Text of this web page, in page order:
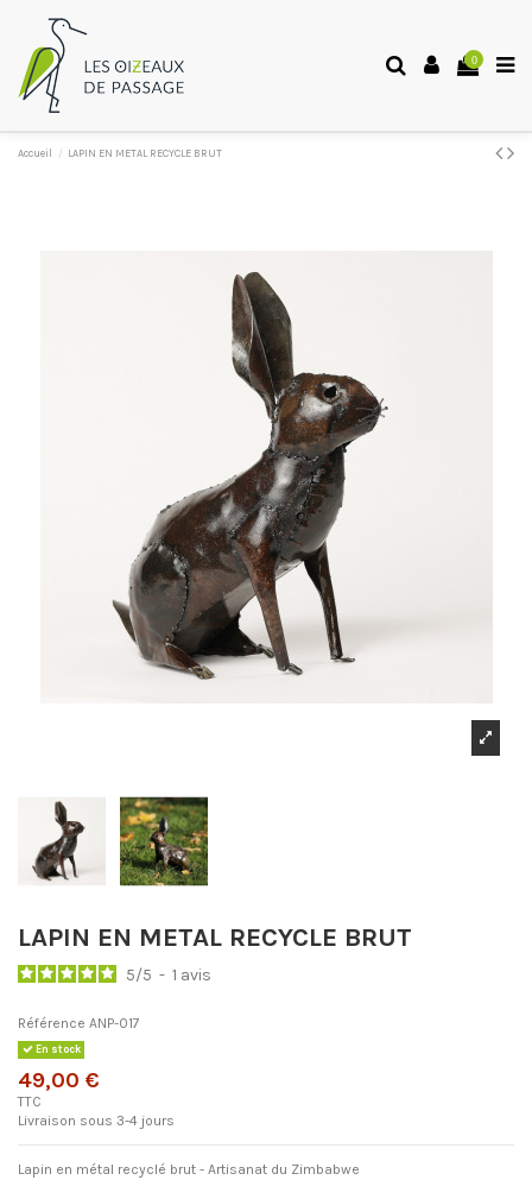
0
Accueil LAPIN EN METAL RECYCLE BRUT
LAPIN EN METAL RECYCLE BRUT
5/5 - 1 avis
Référence ANP-017
En stock
49,00 €
TTC
Livraison sous 3-4 jours
Lapin en métal recyclé brut - Artisanat du Zimbabwe